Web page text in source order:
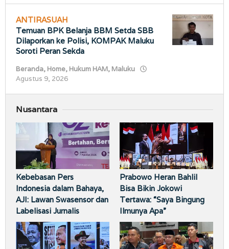
ANTIRASUAH
Temuan BPK Belanja BBM Setda SBB
Dilaporkan ke Polisi, KOMPAK Maluku
Soroti Peran Sekda
Beranda, Home, Hukum HAM, Maluku
Agustus 9, 2026
Nusantara
Kebebasan Pers
Indonesia dalam Bahaya,
AJI: Lawan Swasensor dan
Labelisasi Jurnalis
Prabowo Heran Bahlil
Bisa Bikin Jokowi
Tertawa: “Saya Bingung
Ilmunya Apa”